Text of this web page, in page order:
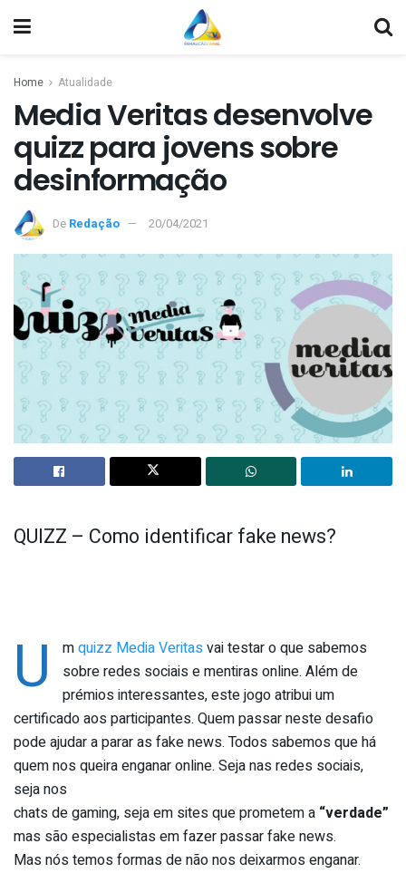
Home Atualidade
Media Veritas desenvolve
quizz para jovens sobre
desinformação
De Redação 20/04/2021
QUIZZ – Como identificar fake news?
U mquizz Media Veritas vai testar o que sabemos
sobre redes sociais e mentiras online. Além de
prémios interessantes, este jogo atribui um
certificado aos participantes. Quem passar neste desafio
pode ajudar a parar as fake news. Todos sabemos que há
quem nos queira enganar online. Seja nas redes sociais,
seja nos
chats de gaming, seja em sites que prometem a “verdade”
mas são especialistas em fazer passar fake news.
Mas nós temos formas de não nos deixarmos enganar.